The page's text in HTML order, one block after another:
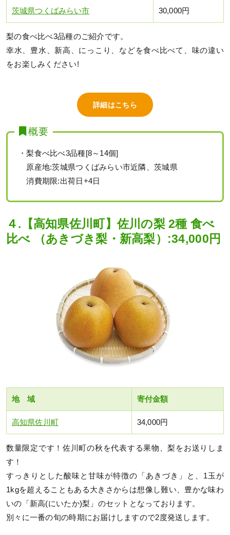
茨城県つくばみらい市 30,000円
梨の食べ比べ3品種のご紹介です。
幸水、豊水、新高、にっこり、などを食べ比べて、味の違い
をお楽しみください!
詳細はこちら
概要
・梨食べ比べ3品種[8～14個]
原産地:茨城県つくばみらい市近隣、茨城県
消費期限:出荷日+4日
４.【高知県佐川町】佐川の梨 2種 食べ
比べ （あきづき梨・新高梨）:34,000円
地 域 寄付金額
高知県佐川町 34,000円
数量限定です！佐川町の秋を代表する果物、梨をお送りしま
す！
すっきりとした酸味と甘味が特徴の「あきづき」と、1玉が
1kgを超えることもある大きさからは想像し難い、豊かな味わ
いの「新高(にいたか)梨」のセットとなっております。
別々に一番の旬の時期にお届けしますので2度発送します。